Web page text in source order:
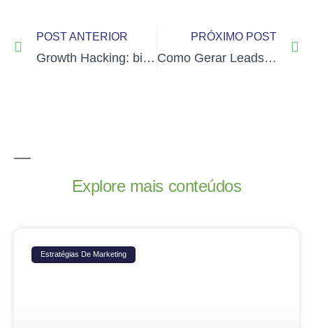
POST ANTERIOR
Growth Hacking: big data a serviço de novos negócios
PRÓXIMO POST
Como Gerar Leads para seu Blog
Explore mais conteúdos
Estratégias De Marketing